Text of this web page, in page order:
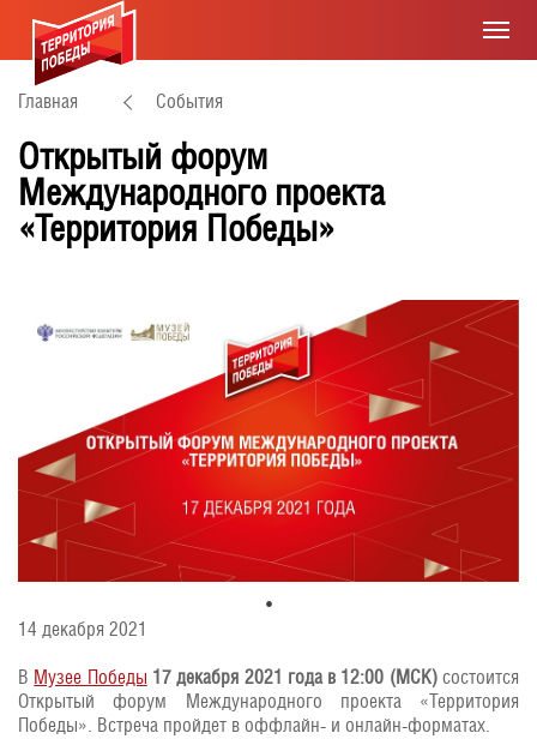
Главная События
Открытый форум
Международного проекта
«Территория Победы»
14 декабря 2021
В Музее Победы 17 декабря 2021 года в 12:00 (МСК)состоится
Открытый форум Международного проекта «Территория
Победы». Встреча пройдет в оффлайн- и онлайн-форматах.